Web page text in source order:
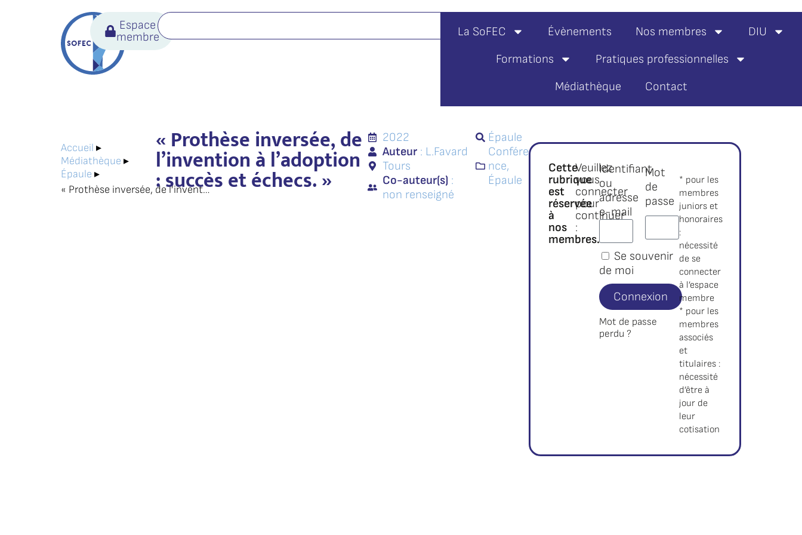
Espace
membre
La SoFEC Évènements Nos membres
DIU
Formations
Pratiques professionnelles
Médiathèque
Contact
Accueil ▸
Médiathèque ▸
Épaule ▸
« Prothèse inversée, de l’invention à l’adoption : succès et échecs. »
« Prothèse inversée, de
l’invention à l’adoption
: succès et échecs. »
2022
Auteur : L.Favard
Tours
Co-auteur(s) :
non renseigné
Épaule
Confére
nce,
Épaule
Cette
rubrique
est
réservée
à
nos
membres.*
Veuillez
vous
connecter
pour
continuer
:
Identifiant
ou
adresse
e-mail
Mot
de
passe
Se souvenir
de moi
Connexion
Mot de passe
perdu ?
* pour les
membres
juniors et
honoraires
:
nécessité
de se
connecter
à l’espace
membre
* pour les
membres
associés
et
titulaires :
nécessité
d’être à
jour de
leur
cotisation